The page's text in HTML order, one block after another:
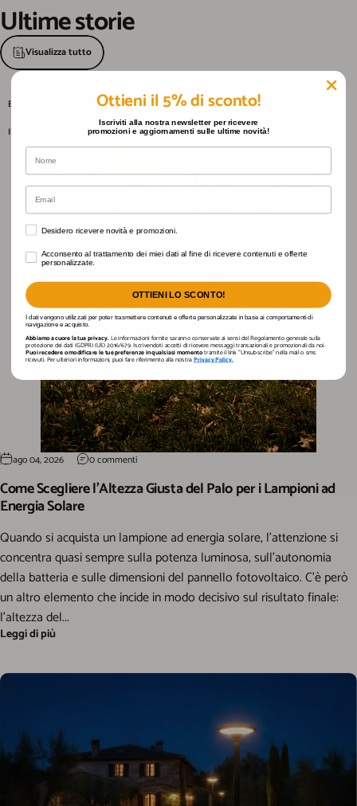
Ultimestorie
Visualizza tutto
Ecosostenibilità
Illuminazione
ago 04, 2026 0 commenti
Come Scegliere l’Altezza Giusta del Palo per i Lampioni ad
Energia Solare
Quando si acquista un lampione ad energia solare, l’attenzione si
concentra quasi sempre sulla potenza luminosa, sull’autonomia
della batteria e sulle dimensioni del pannello fotovoltaico. C’è però
un altro elemento che incide in modo decisivo sul risultato finale:
l’altezza del...
Leggi di più
Ottieni il 5% di sconto!
Iscriviti alla nostra newsletter per ricevere
promozioni e aggiornamenti sulle ultime novità!
Nome
Email
Desidero ricevere novità e promozioni.
Desidero ricevere novità e promozioni.
Acconsento al trattamento dei miei dati al fine di ricevere contenuti e offerte
Acconsento al trattamento dei miei dati al fine di ricevere contenuti e offerte
personalizzate.
OTTIENI LO SCONTO!
I dati vengono utilizzati per poter trasmettere contenuti e offerte personalizzate in base ai comportamenti di
navigazione e acquisto.
Abbiamo a cuore la tua privacy.Le informazioni fornite saranno conservate ai sensi del Regolamento generale sulla
protezione dei dati (GDPR) (UE) 2016/679. Iscrivendoti accetti di ricevere messaggi transazionali e promozionali da noi.
Puoi recedere o modificare le tue preferenze in qualsiasi momentotramite il link "Unsubscribe" nella mail o sms
ricevuti. Per ulteriori informazioni, puoi fare riferimento alla nostraPrivacy Policy.